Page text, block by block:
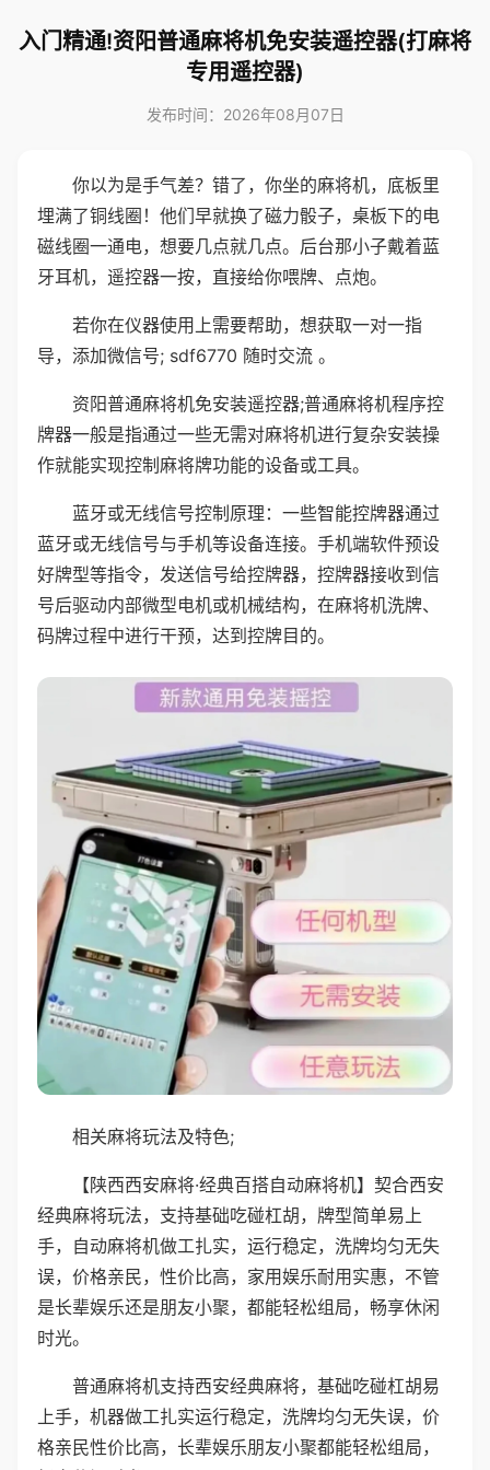
入门精通!资阳普通麻将机免安装遥控器(打麻将
专用遥控器)
发布时间：2026年08月07日
你以为是手气差？错了，你坐的麻将机，底板里
埋满了铜线圈！他们早就换了磁力骰子，桌板下的电
磁线圈一通电，想要几点就几点。后台那小子戴着蓝
牙耳机，遥控器一按，直接给你喂牌、点炮。
若你在仪器使用上需要帮助，想获取一对一指
导，添加微信号; sdf6770 随时交流 。
资阳普通麻将机免安装遥控器;普通麻将机程序控
牌器一般是指通过一些无需对麻将机进行复杂安装操
作就能实现控制麻将牌功能的设备或工具。
蓝牙或无线信号控制原理：一些智能控牌器通过
蓝牙或无线信号与手机等设备连接。手机端软件预设
好牌型等指令，发送信号给控牌器，控牌器接收到信
号后驱动内部微型电机或机械结构，在麻将机洗牌、
码牌过程中进行干预，达到控牌目的。
相关麻将玩法及特色;
【陕西西安麻将·经典百搭自动麻将机】契合西安
经典麻将玩法，支持基础吃碰杠胡，牌型简单易上
手，自动麻将机做工扎实，运行稳定，洗牌均匀无失
误，价格亲民，性价比高，家用娱乐耐用实惠，不管
是长辈娱乐还是朋友小聚，都能轻松组局，畅享休闲
时光。
普通麻将机支持西安经典麻将，基础吃碰杠胡易
上手，机器做工扎实运行稳定，洗牌均匀无失误，价
格亲民性价比高，长辈娱乐朋友小聚都能轻松组局，